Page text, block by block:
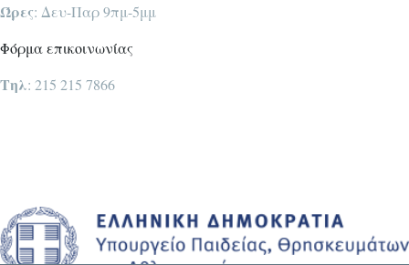
Ώρες: Δευ-Παρ 9πμ-5μμ
Φόρμα επικοινωνίας
Τηλ: 215 215 7866